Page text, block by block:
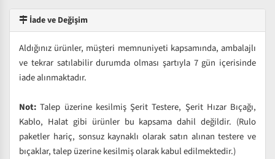
İade ve Değişim
Aldığınız ürünler, müşteri memnuniyeti kapsamında, ambalajlı
ve tekrar satılabilir durumda olması şartıyla 7 gün içerisinde
iade alınmaktadır.
Not: Talep üzerine kesilmiş Şerit Testere, Şerit Hızar Bıçağı,
Kablo, Halat gibi ürünler bu kapsama dahil değildir. (Rulo
paketler hariç, sonsuz kaynaklı olarak satın alınan testere ve
bıçaklar, talep üzerine kesilmiş olarak kabul edilmektedir.)